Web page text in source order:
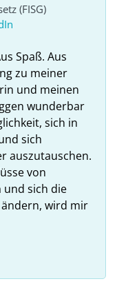
(FISG)
Spaß. Aus
zu meiner
und meinen
wunderbar
sich in
sich
auszutauschen.
von
sich die
wird mir